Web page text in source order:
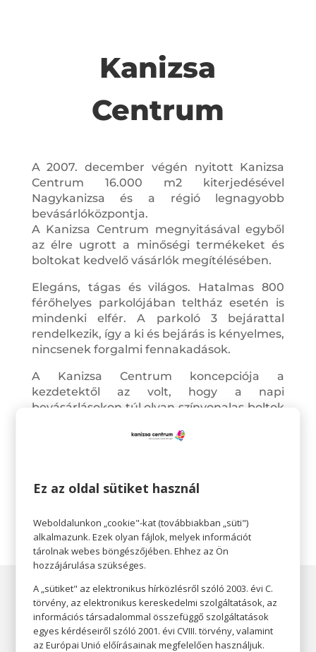
Kanizsa
Centrum
A 2007. december végén nyitott Kanizsa
Centrum 16.000 m2 kiterjedésével
Nagykanizsa és a régió legnagyobb
bevásárlóközpontja.
A Kanizsa Centrum megnyitásával egyből
az élre ugrott a minőségi termékeket és
boltokat kedvelő vásárlók megítélésében.
Elegáns, tágas és világos. Hatalmas 800
férőhelyes parkolójában teltház esetén is
mindenki elfér. A parkoló 3 bejárattal
rendelkezik, így a ki és bejárás is kényelmes,
nincsenek forgalmi fennakadások.
A Kanizsa Centrum koncepciója a
kezdetektől az volt, hogy a napi
bevásárlásokon túl olyan színvonalas boltok
amelyek minden igényt kielégítenek, és ne
gyakorlatilag minden vásárlói célcsoport
Nyitvatartás
Ez az oldal sütiket használ
Weboldalunkon „cookie"-kat (továbbiakban „süti")
alkalmazunk. Ezek olyan fájlok, melyek információt
tárolnak webes böngészőjében. Ehhez az Ön
hozzájárulása szükséges.
A „sütiket" az elektronikus hírközlésről szóló 2003. évi C.
törvény, az elektronikus kereskedelmi szolgáltatások, az
információs társadalommal összefüggő szolgáltatások
egyes kérdéseiről szóló 2001. évi CVIII. törvény, valamint
az Európai Unió előírásainak megfelelően használjuk.